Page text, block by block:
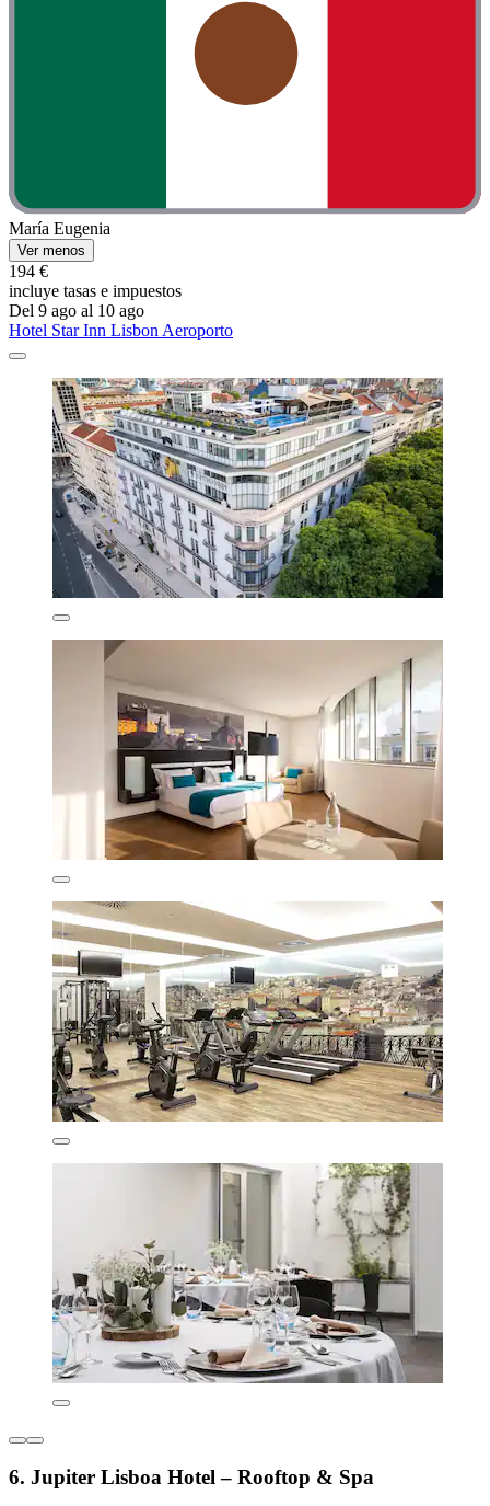
María Eugenia
Ver menos
194 €
incluye tasas e impuestos
Del 9 ago al 10 ago
Hotel Star Inn Lisbon Aeroporto
6. Jupiter Lisboa Hotel – Rooftop & Spa